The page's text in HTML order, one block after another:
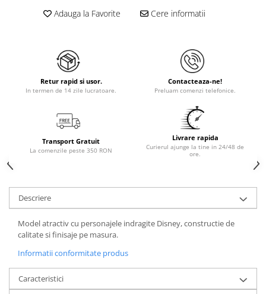
Adauga la Favorite Cere informatii
Retur rapid si usor.
In termen de 14 zile lucratoare.
Contacteaza-ne!
Preluam comenzi telefonice.
Transport Gratuit
La comenzile peste 350 RON
Livrare rapida
Curierul ajunge la tine in 24/48 de
ore.
Descriere
Model atractiv cu personajele indragite Disney, constructie de
calitate si finisaje pe masura.
Informatii conformitate produs
Caracteristici